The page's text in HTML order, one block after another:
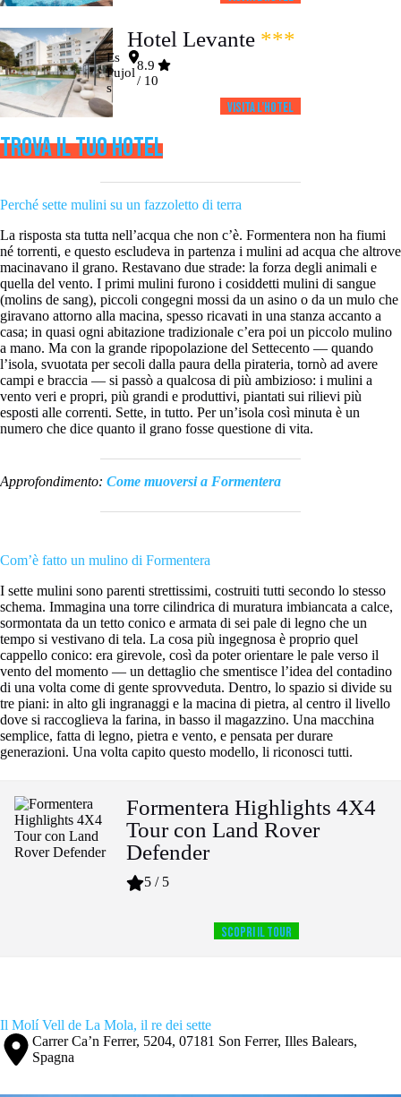
Hotel Levante ***
Es
Pujol
s
8.9
/ 10
Visita l’HOTEL
TROVA IL TUO HOTEL
Perché sette mulini su un fazzoletto di terra
La risposta sta tutta nell’acqua che non c’è. Formentera non ha fiumi
né torrenti, e questo escludeva in partenza i mulini ad acqua che altrove
macinavano il grano. Restavano due strade: la forza degli animali e
quella del vento. I primi mulini furono i cosiddetti mulini di sangue
(molins de sang), piccoli congegni mossi da un asino o da un mulo che
giravano attorno alla macina, spesso ricavati in una stanza accanto a
casa; in quasi ogni abitazione tradizionale c’era poi un piccolo mulino
a mano. Ma con la grande ripopolazione del Settecento — quando
l’isola, svuotata per secoli dalla paura della pirateria, tornò ad avere
campi e braccia — si passò a qualcosa di più ambizioso: i mulini a
vento veri e propri, più grandi e produttivi, piantati sui rilievi più
esposti alle correnti. Sette, in tutto. Per un’isola così minuta è un
numero che dice quanto il grano fosse questione di vita.
Approfondimento: Come muoversi a Formentera
Com’è fatto un mulino di Formentera
I sette mulini sono parenti strettissimi, costruiti tutti secondo lo stesso
schema. Immagina una torre cilindrica di muratura imbiancata a calce,
sormontata da un tetto conico e armata di sei pale di legno che un
tempo si vestivano di tela. La cosa più ingegnosa è proprio quel
cappello conico: era girevole, così da poter orientare le pale verso il
vento del momento — un dettaglio che smentisce l’idea del contadino
di una volta come di gente sprovveduta. Dentro, lo spazio si divide su
tre piani: in alto gli ingranaggi e la macina di pietra, al centro il livello
dove si raccoglieva la farina, in basso il magazzino. Una macchina
semplice, fatta di legno, pietra e vento, e pensata per durare
generazioni. Una volta capito questo modello, li riconosci tutti.
Formentera Highlights 4X4
Tour con Land Rover
Defender
5 / 5
SCOPRI IL TOUR
Il Molí Vell de La Mola, il re dei sette
Carrer Ca’n Ferrer, 5204, 07181 Son Ferrer, Illes Balears,
Spagna